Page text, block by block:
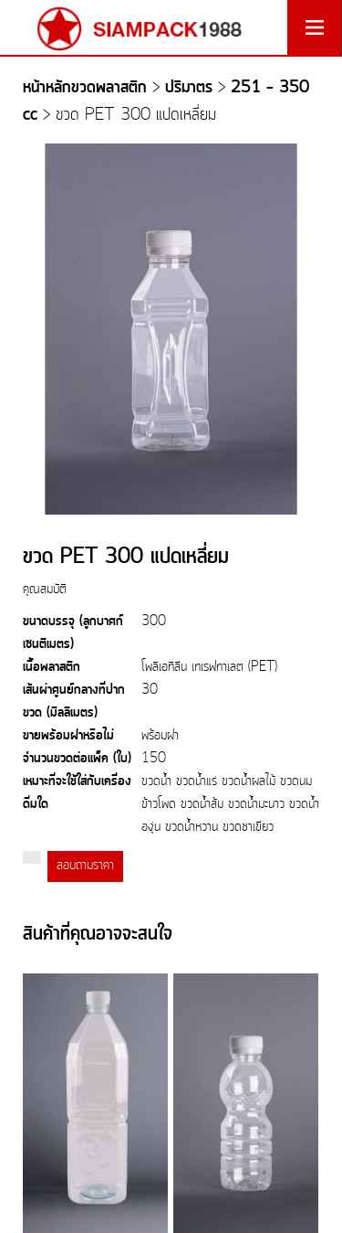
หน้าหลักขวดพลาสติก > ปริมาตร > 251 - 350
cc > ขวด PET 300 แปดเหลี่ยม
ขวด PET 300 แปดเหลี่ยม
คุณสมบัติ
ขนาดบรรจุ (ลูกบาศก์
เซนติเมตร)
300
เนื้อพลาสติก โพลิเอทิลีน เทเรฟทาเลต (PET)
เส้นผ่าศูนย์กลางที่ปาก
ขวด (มิลลิเมตร)
30
ขายพร้อมฝาหรือไม่ พร้อมฝา
จำนวนขวดต่อแพ็ค (ใบ) 150
เหมาะที่จะใช้ใส่กับเครื่อง
ดื่มใด
ขวดน้ำ ขวดน้ำแร่ ขวดน้ำผลไม้ ขวดนม
ข้าวโพด ขวดน้ำส้ม ขวดน้ำมะนาว ขวดน้ำ
องุ่น ขวดน้ำหวาน ขวดชาเขียว
สอบถามราคา
สินค้าที่คุณอาจจะสนใจ